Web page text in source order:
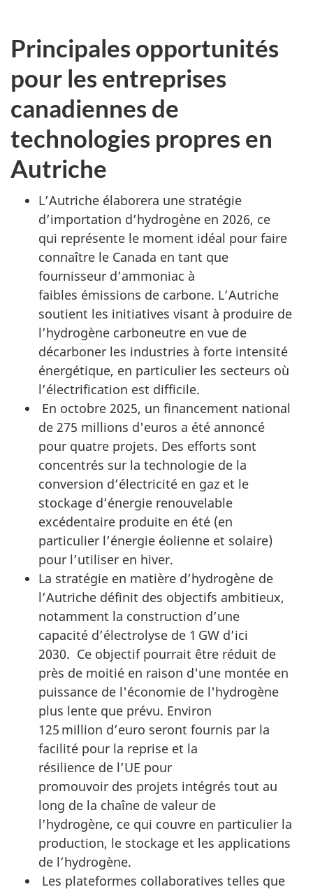
Principales opportunités
pour les entreprises
canadiennes de
technologies propres en
Autriche
L’Autriche élaborera une stratégie
d’importation d’hydrogène en 2026, ce
qui représente le moment idéal pour faire
connaître le Canada en tant que
fournisseur d’ammoniac à
faibles émissions de carbone. L’Autriche
soutient les initiatives visant à produire de
l’hydrogène carboneutre en vue de
décarboner les industries à forte intensité
énergétique, en particulier les secteurs où
l’électrification est difficile.
En octobre 2025, un financement national
de 275 millions d'euros a été annoncé
pour quatre projets. Des efforts sont
concentrés sur la technologie de la
conversion d’électricité en gaz et le
stockage d’énergie renouvelable
excédentaire produite en été (en
particulier l’énergie éolienne et solaire)
pour l’utiliser en hiver.
La stratégie en matière d’hydrogène de
l’Autriche définit des objectifs ambitieux,
notamment la construction d’une
capacité d’électrolyse de 1 GW d’ici
2030. Ce objectif pourrait être réduit de
près de moitié en raison d'une montée en
puissance de l'économie de l'hydrogène
plus lente que prévu. Environ
125 million d’euro seront fournis par la
facilité pour la reprise et la
résilience de l’UE pour
promouvoir des projets intégrés tout au
long de la chaîne de valeur de
l’hydrogène, ce qui couvre en particulier la
production, le stockage et les applications
de l’hydrogène.
Les plateformes collaboratives telles que